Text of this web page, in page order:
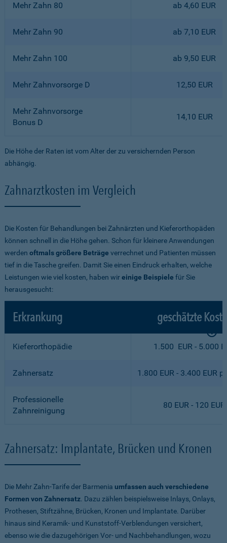
Mehr Zahn 80 ab 4,60 EUR
Mehr Zahn 90 ab 7,10 EUR
Mehr Zahn 100 ab 9,50 EUR
Mehr Zahnvorsorge D 12,50 EUR
Mehr Zahnvorsorge
Bonus D
14,10 EUR
Die Höhe der Raten ist vom Alter der zu versichernden Person
abhängig.
Zahnarztkosten im Vergleich
Die Kosten für Behandlungen bei Zahnärzten und Kieferorthopäden
können schnell in die Höhe gehen. Schon für kleinere Anwendungen
werden oftmals größere Beträge verrechnet und Patienten müssen
tief in die Tasche greifen. Damit Sie einen Eindruck erhalten, welche
Leistungen wie viel kosten, haben wireinige Beispiele für Sie
herausgesucht:
Erkrankung geschätzte
Kieferorthopädie 1.500 EUR - 5.000
Zahnersatz 1.800 EUR - 3.400 EUR
Professionelle
Zahnreinigung
80 EUR - 120 EUR
Zahnersatz: Implantate, Brücken und Kronen
Die Mehr Zahn-Tarife der Barmenia umfassen auch verschiedene
Formen von Zahnersatz. Dazu zählen beispielsweise Inlays, Onlays,
Prothesen, Stiftzähne, Brücken, Kronen und Implantate. Darüber
hinaus sind Keramik- und Kunststoff-Verblendungen versichert,
ebenso wie die dazugehörigen Vor- und Nachbehandlungen, wozu